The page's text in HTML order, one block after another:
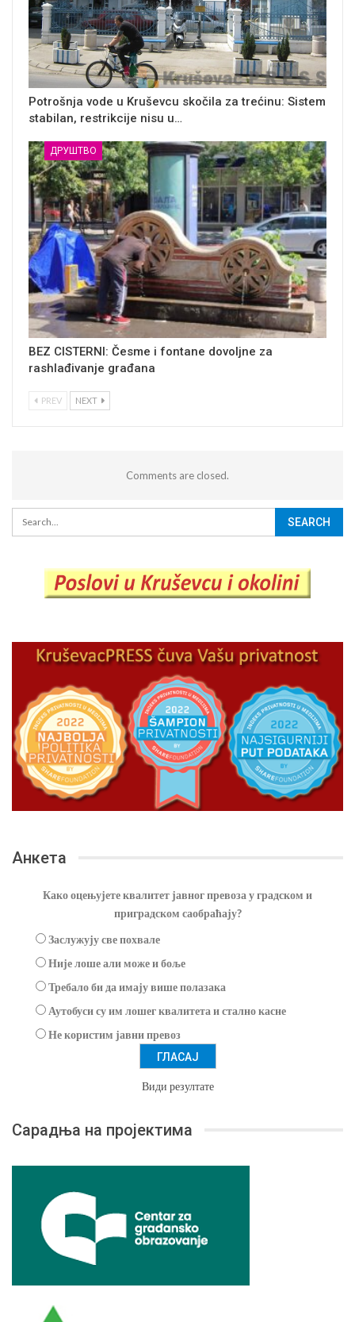
Potrošnja vode u Kruševcu skočila za trećinu: Sistem
stabilan, restrikcije nisu u…
ДРУШТВО
BEZ CISTERNI: Česme i fontane dovoljne za
rashlađivanje građana
PREV NEXT
Comments are closed.
Анкета
Како оцењујете квалитет јавног превоза у градском и
приградском саобраћају?
Заслужују све похвале
Није лоше али може и боље
Требало би да имају више полазака
Аутобуси су им лошег квалитета и стално касне
Не користим јавни превоз
Види резултате
Сарадња на пројектима